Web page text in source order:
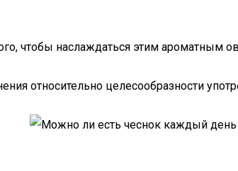
чтобы наслаждаться этим
относительно целесообразности